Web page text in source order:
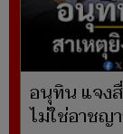
อนุทิน แจงสื่
ไม่ใช่อาชญ